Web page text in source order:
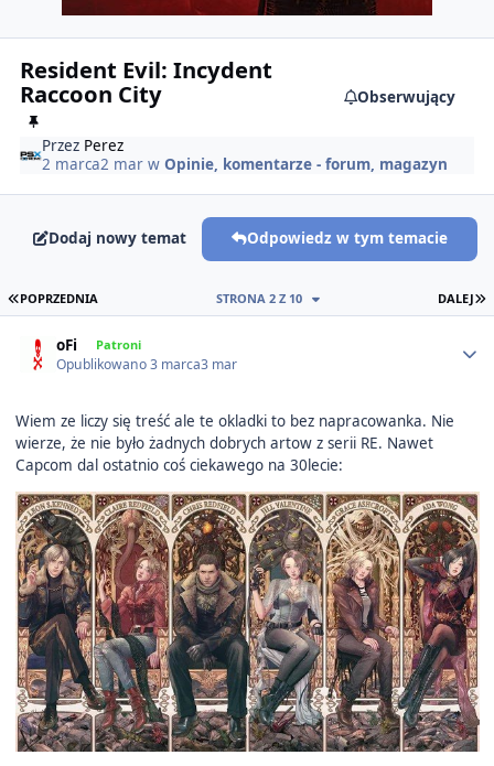
Resident Evil: Incydent
Raccoon City Obserwujący
Przez Perez
2 marca2 marw Opinie, komentarze - forum, magazyn
Dodaj nowy temat Odpowiedz w tym temacie
PIERWSZA STRONA
POPRZEDNIA DALEJ
STRONA 2 Z 10
oFi Patroni
Opublikowano3 marca3 mar
Wiem ze liczy się treść ale te okladki to bez napracowanka. Nie
wierze, że nie było żadnych dobrych artow z serii RE. Nawet
Capcom dal ostatnio coś ciekawego na 30lecie: